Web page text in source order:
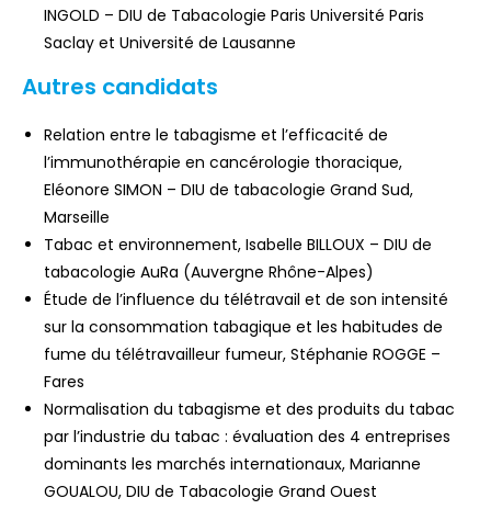
INGOLD – DIU de Tabacologie Paris Université Paris
Saclay et Université de Lausanne
Autres candidats
Relation entre le tabagisme et l’efficacité de
l’immunothérapie en cancérologie thoracique,
Eléonore SIMON – DIU de tabacologie Grand Sud,
Marseille
Tabac et environnement, Isabelle BILLOUX – DIU de
tabacologie AuRa (Auvergne Rhône-Alpes)
Étude de l’influence du télétravail et de son intensité
sur la consommation tabagique et les habitudes de
fume du télétravailleur fumeur, Stéphanie ROGGE –
Fares
Normalisation du tabagisme et des produits du tabac
par l’industrie du tabac : évaluation des 4 entreprises
dominants les marchés internationaux, Marianne
GOUALOU, DIU de Tabacologie Grand Ouest